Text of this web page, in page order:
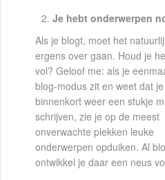
Je hebt onderwerpen
Als je blogt, moet het
ergens over gaan. Houd je
vol? Geloof me: als je
blog-modus zit en weet dat je
binnenkort weer een stukje
schrijven, zie je op de meest
onverwachte plekken leuke
onderwerpen opduiken. Al
ontwikkel je daar een neus